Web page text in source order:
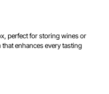
perfect for storing wines or
enhances every tasting